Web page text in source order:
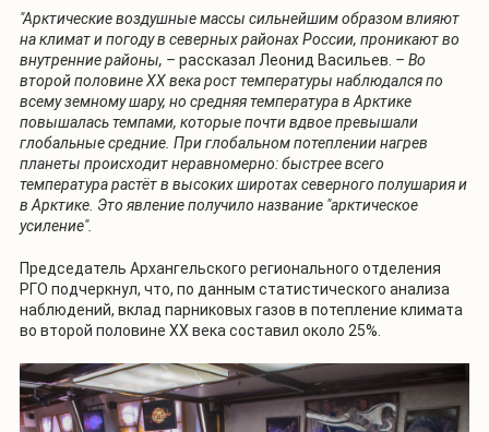
"Арктические воздушные массы сильнейшим образом влияют
на климат и погоду в северных районах России, проникают во
внутренние районы, – рассказал Леонид Васильев. – Во
второй половине XX века рост температуры наблюдался по
всему земному шару, но средняя температура в Арктике
повышалась темпами, которые почти вдвое превышали
глобальные средние. При глобальном потеплении нагрев
планеты происходит неравномерно: быстрее всего
температура растёт в высоких широтах северного полушария и
в Арктике. Это явление получило название "арктическое
усиление".
Председатель Архангельского регионального отделения
РГО подчеркнул, что, по данным статистического анализа
наблюдений, вклад парниковых газов в потепление климата
во второй половине XX века составил около 25%.